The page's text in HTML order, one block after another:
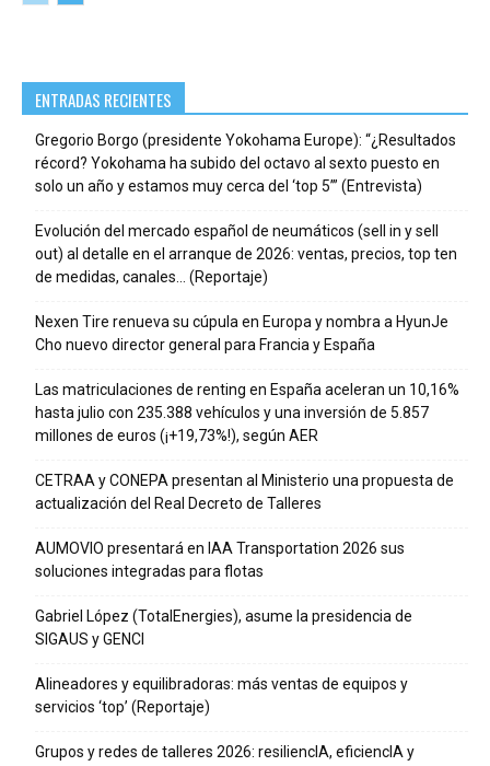
ENTRADAS RECIENTES
Gregorio Borgo (presidente Yokohama Europe): “¿Resultados
récord? Yokohama ha subido del octavo al sexto puesto en
solo un año y estamos muy cerca del ‘top 5’” (Entrevista)
Evolución del mercado español de neumáticos (sell in y sell
out) al detalle en el arranque de 2026: ventas, precios, top ten
de medidas, canales… (Reportaje)
Nexen Tire renueva su cúpula en Europa y nombra a HyunJe
Cho nuevo director general para Francia y España
Las matriculaciones de renting en España aceleran un 10,16%
hasta julio con 235.388 vehículos y una inversión de 5.857
millones de euros (¡+19,73%!), según AER
CETRAA y CONEPA presentan al Ministerio una propuesta de
actualización del Real Decreto de Talleres
AUMOVIO presentará en IAA Transportation 2026 sus
soluciones integradas para flotas
Gabriel López (TotalEnergies), asume la presidencia de
SIGAUS y GENCI
Alineadores y equilibradoras: más ventas de equipos y
servicios ‘top’ (Reportaje)
Grupos y redes de talleres 2026: resiliencIA, eficiencIA y